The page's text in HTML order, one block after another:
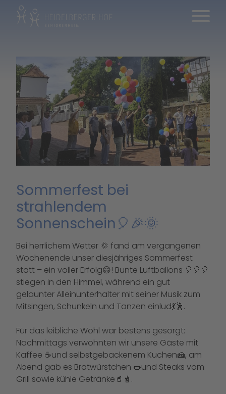
Sommerfest bei
strahlendem
Sonnenschein🎈🎉🌞
Bei herrlichem Wetter 🌞 fand am vergangenen
Wochenende unser diesjähriges Sommerfest
statt – ein voller Erfolg😄! Bunte Luftballons 🎈🎈🎈
stiegen in den Himmel, während ein gut
gelaunter Alleinunterhalter mit seiner Musik zum
Mitsingen, Schunkeln und Tanzen einlud💃🕺.
Für das leibliche Wohl war bestens gesorgt:
Nachmittags verwöhnten wir unsere Gäste mit
Kaffee ☕und selbstgebackenem Kuchen🍰, am
Abend gab es Bratwürstchen 🌭und Steaks vom
Grill sowie kühle Getränke🥤🧋.